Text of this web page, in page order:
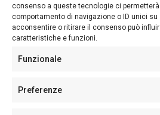
consenso a queste tecnologie ci permetterà
comportamento di navigazione o ID unici su
acconsentire o ritirare il consenso può
caratteristiche e funzioni.
Funzionale
Preferenze
Follow Us
Sede:Via Cristoforo Colombo 09013